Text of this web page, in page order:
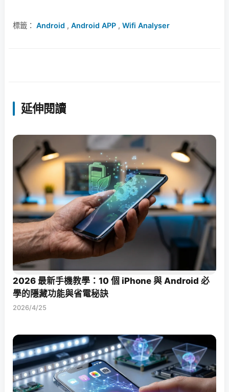
標籤： Android , Android APP , Wifi Analyser
延伸閱讀
2026 最新手機教學：10 個 iPhone 與 Android 必
學的隱藏功能與省電秘訣
2026/4/25